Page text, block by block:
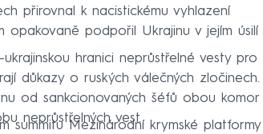
přirovnal k nacistickému vyhlazení
opakovaně podpořil Ukrajinu v jejím úsilí
hranici neprůstřelné vesty pro
důkazy o ruských válečných zločinech.
od sankcionovaných šéfů obou komor
neprůstřelných vest.
summitu Mezinárodní krymské platformy